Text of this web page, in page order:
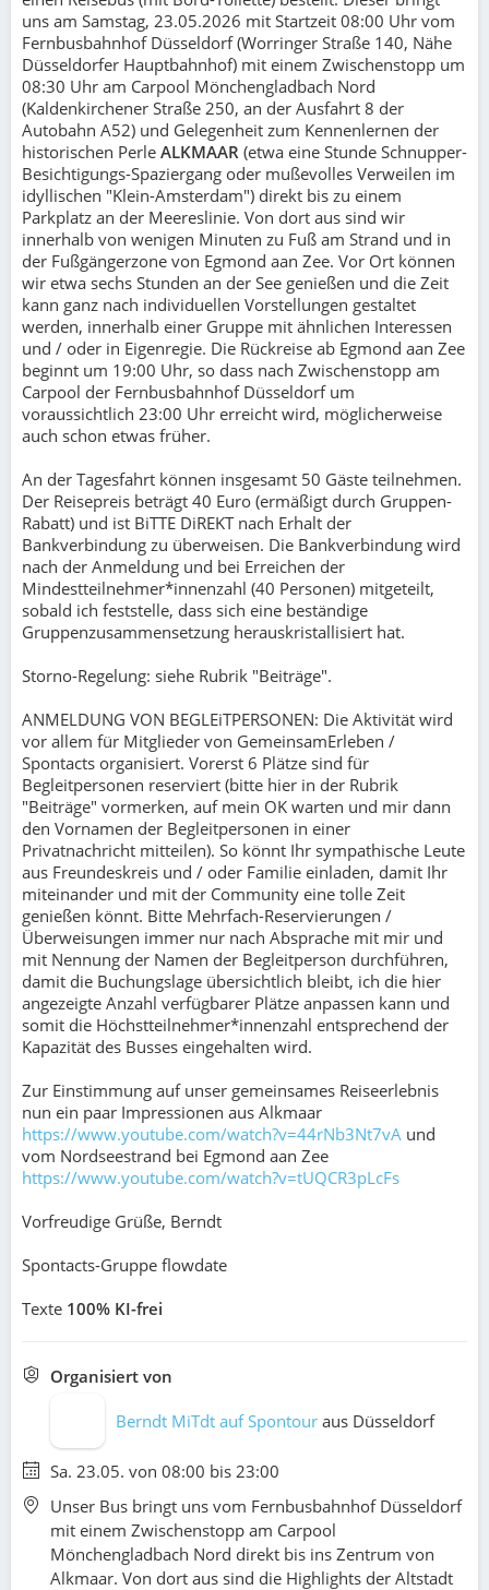
uns am Samstag, 23.05.2026 mit Startzeit 08:00 Uhr vom
Fernbusbahnhof Düsseldorf (Worringer Straße 140, Nähe
Düsseldorfer Hauptbahnhof) mit einem Zwischenstopp um
08:30 Uhr am Carpool Mönchengladbach Nord
(Kaldenkirchener Straße 250, an der Ausfahrt 8 der
Autobahn A52) und Gelegenheit zum Kennenlernen der
historischen Perle ALKMAAR (etwa eine Stunde Schnupper-
Besichtigungs-Spaziergang oder mußevolles Verweilen im
idyllischen "Klein-Amsterdam") direkt bis zu einem
Parkplatz an der Meereslinie. Von dort aus sind wir
innerhalb von wenigen Minuten zu Fuß am Strand und in
der Fußgängerzone von Egmond aan Zee. Vor Ort können
wir etwa sechs Stunden an der See genießen und die Zeit
kann ganz nach individuellen Vorstellungen gestaltet
werden, innerhalb einer Gruppe mit ähnlichen Interessen
und / oder in Eigenregie. Die Rückreise ab Egmond aan Zee
beginnt um 19:00 Uhr, so dass nach Zwischenstopp am
Carpool der Fernbusbahnhof Düsseldorf um
voraussichtlich 23:00 Uhr erreicht wird, möglicherweise
auch schon etwas früher.
An der Tagesfahrt können insgesamt 50 Gäste teilnehmen.
Der Reisepreis beträgt 40 Euro (ermäßigt durch Gruppen-
Rabatt) und ist BiTTE DiREKT nach Erhalt der
Bankverbindung zu überweisen. Die Bankverbindung wird
nach der Anmeldung und bei Erreichen der
Mindestteilnehmer*innenzahl (40 Personen) mitgeteilt,
sobald ich feststelle, dass sich eine beständige
Gruppenzusammensetzung herauskristallisiert hat.
Storno-Regelung: siehe Rubrik "Beiträge".
ANMELDUNG VON BEGLEiTPERSONEN: Die Aktivität wird
vor allem für Mitglieder von GemeinsamErleben /
Spontacts organisiert. Vorerst 6 Plätze sind für
Begleitpersonen reserviert (bitte hier in der Rubrik
"Beiträge" vormerken, auf mein OK warten und mir dann
den Vornamen der Begleitpersonen in einer
Privatnachricht mitteilen). So könnt Ihr sympathische Leute
aus Freundeskreis und / oder Familie einladen, damit Ihr
miteinander und mit der Community eine tolle Zeit
genießen könnt. Bitte Mehrfach-Reservierungen /
Überweisungen immer nur nach Absprache mit mir und
mit Nennung der Namen der Begleitperson durchführen,
damit die Buchungslage übersichtlich bleibt, ich die hier
angezeigte Anzahl verfügbarer Plätze anpassen kann und
somit die Höchstteilnehmer*innenzahl entsprechend der
Kapazität des Busses eingehalten wird.
Zur Einstimmung auf unser gemeinsames Reiseerlebnis
nun ein paar Impressionen aus Alkmaar
https://www.youtube.com/watch?v=44rNb3Nt7vA und
vom Nordseestrand bei Egmond aan Zee
https://www.youtube.com/watch?v=tUQCR3pLcFs
Vorfreudige Grüße, Berndt
Spontacts-Gruppe flowdate
Texte 100% KI-frei
Organisiert von
Berndt MiTdt auf Spontour aus Düsseldorf
Sa. 23.05. von 08:00 bis 23:00
Unser Bus bringt uns vom Fernbusbahnhof Düsseldorf
mit einem Zwischenstopp am Carpool
Mönchengladbach Nord direkt bis ins Zentrum von
Alkmaar. Von dort aus sind die Highlights der Altstadt